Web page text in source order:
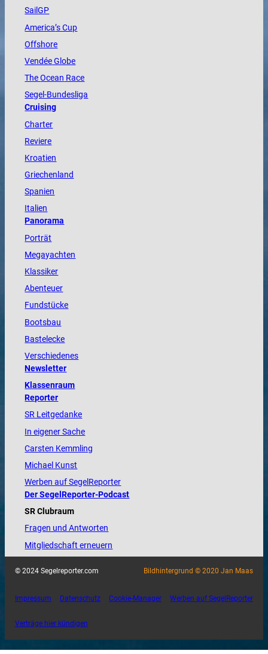
SailGP
America’s Cup
Offshore
VendéeGlobe
TheOcean Race
Segel-Bundesliga
Cruising
Charter
Reviere
Kroatien
Griechenland
Spanien
Italien
Panorama
Porträt
Megayachten
Klassiker
Abenteuer
Fundstücke
Bootsbau
Bastelecke
Verschiedenes
Newsletter
Klassenraum
Reporter
SR Leitgedanke
In eigener Sache
Carsten Kemmling
Michael Kunst
Werben auf SegelReporter
Der SegelReporter-Podcast
SR Clubraum
Fragen und Antworten
Mitgliedschaft erneuern
© 2024 Segelreporter.com Bildhintergrund © 2020 Jan Maas
Impressum Datenschutz Cookie-Manager Werben auf SegelReporter
Verträge hier kündigen